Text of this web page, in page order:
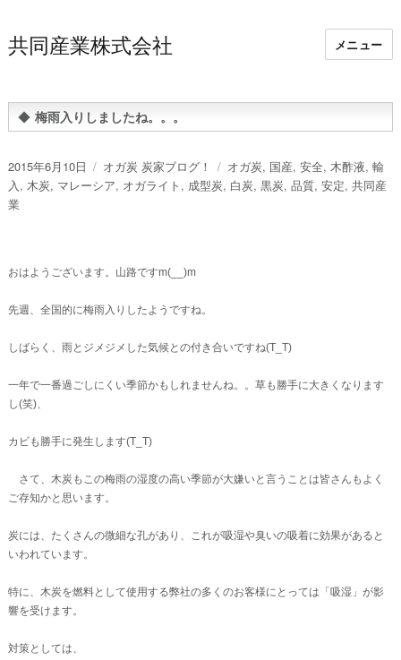
共同産業株式会社 メニュー
◆ 梅雨入りしましたね。。。
投
稿
日:
2015年6月10日
カ
テ
オガ炭 炭家ブログ！
タ
グ
オガ炭, 国産, 安全, 木酢液, 輸
入 , 木炭, マレーシア, オガライト , 成型炭, 白炭, 黒炭, 品質, 安定, 共同産
業
おはようございます。山路ですm(__)m
先週、全国的に梅雨入りしたようですね。
しばらく、雨とジメジメした気候との付き合いですね(T_T)
一年で一番過ごしにくい季節かもしれませんね。。草も勝手に大きくなります
し(笑)、
カビも勝手に発生します(T_T)
さて、木炭もこの梅雨の湿度の高い季節が大嫌いと言うことは皆さんもよく
ご存知かと思います。
炭には、たくさんの微細な孔があり、これが吸湿や臭いの吸着に効果があると
いわれています。
特に、木炭を燃料として使用する弊社の多くのお客様にとっては「吸湿」が影
響を受けます。
対策としては、